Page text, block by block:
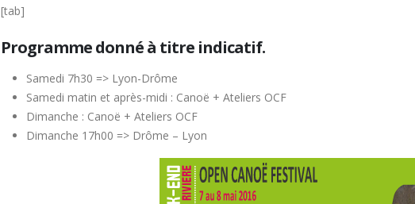
[tab]
Programme donné à titre indicatif.
Samedi 7h30 => Lyon-Drôme
Samedi matin et après-midi : Canoë + Ateliers OCF
Dimanche : Canoë + Ateliers OCF
Dimanche 17h00 => Drôme – Lyon